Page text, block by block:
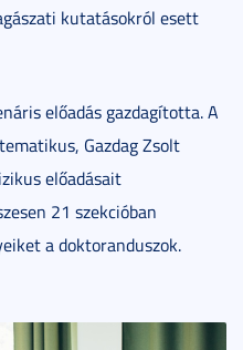
kutatásokról esett
előadás gazdagította. A
Gazdag Zsolt
előadásait
21 szekcióban
a doktoranduszok.